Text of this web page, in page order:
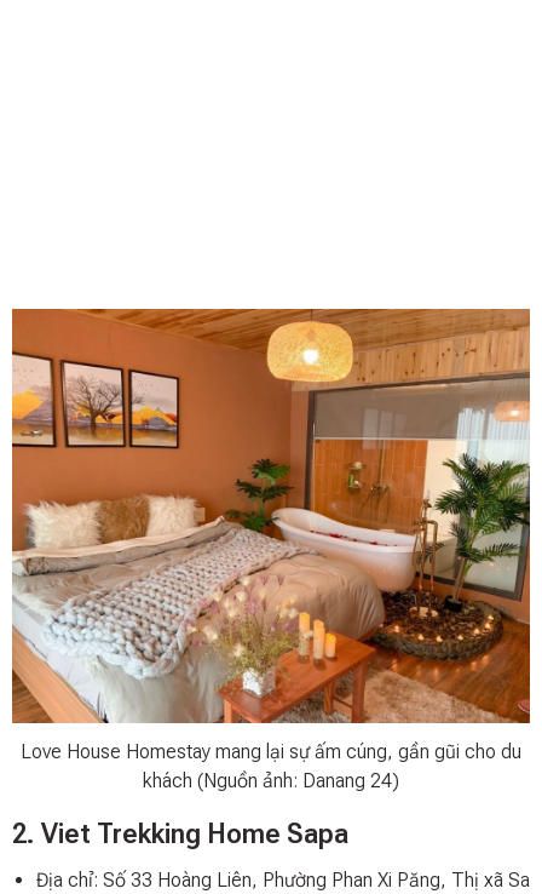
Love House Homestay mang lại sự ấm cúng, gần gũi cho du
khách (Nguồn ảnh: Danang 24)
2. Viet Trekking Home Sapa
Địa chỉ: Số 33 Hoàng Liên, Phường Phan Xi Păng, Thị xã Sa